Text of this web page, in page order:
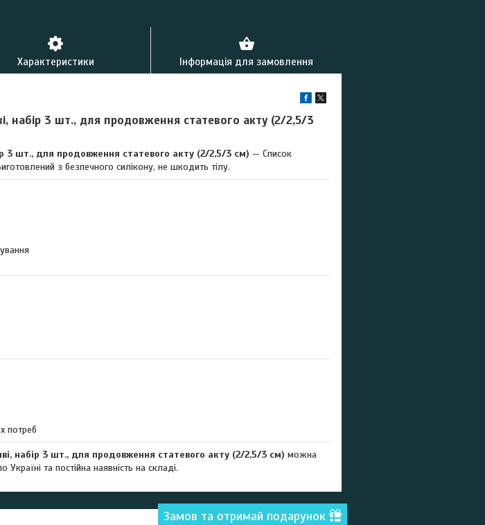
Характеристики Інформація для замовлення
набір 3 шт., для продовження статевого акту (2/2,5/3
3 шт., для продовження статевого акту (2/2,5/3 см) — Список
з безпечного силікону, не шкодить тілу.
потреб
набір 3 шт., для продовження статевого акту (2/2,5/3 см) можна
та постійна наявність на складі.
Замов та отримай подарунок